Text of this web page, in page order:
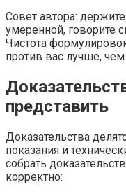
Совет автора:
умеренной, говорите
Чистота
против вас лучше,
представить
Доказательства
показания и
собрать
корректно: